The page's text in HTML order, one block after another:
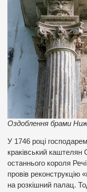
Оздоблення брами
У 1746 році
краківський каштелян
останнього короля
провів реконструкцію
на розкішний палац.